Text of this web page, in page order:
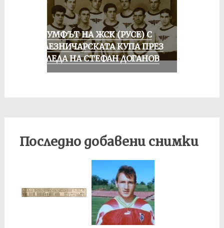
ТРИУМФЪТ НА ЖСК (РУСЕ) С
ЖЕЛЕЗНИЧАРСКАТА КУПА ПРЕЗ
ПОГЛЕДА НА СТЕФАН ДОГАНОВ
Последно добавени снимки